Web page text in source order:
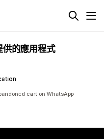
的應用程式
cart on WhatsApp